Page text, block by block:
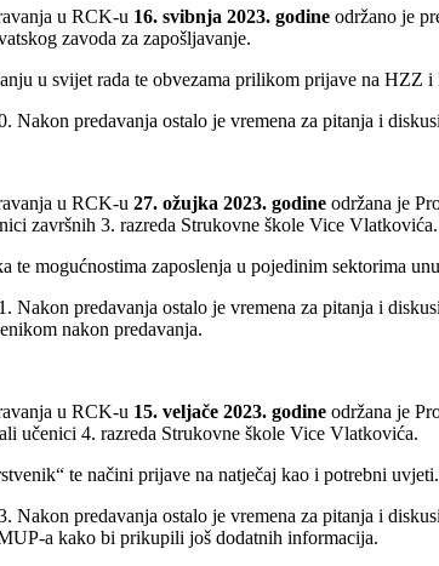
u RCK-u 16. svibnja 2023. godine održano je
zavoda za zapošljavanje.
u svijet rada te obvezama prilikom prijave na HZZ
predavanja ostalo je vremena za pitanja i
u RCK-u 27. ožujka 2023. godine održana je
završnih 3. razreda Strukovne škole Vice Vlatkovića.
mogućnostima zaposlenja u pojedinim sektorima
predavanja ostalo je vremena za pitanja i
nakon predavanja.
u RCK-u 15. veljače 2023. godine održana je
učenici 4. razreda Strukovne škole Vice Vlatkovića.
te načini prijave na natječaj kao i potrebni uvjeti.
predavanja ostalo je vremena za pitanja i
a kako bi prikupili još dodatnih informacija.